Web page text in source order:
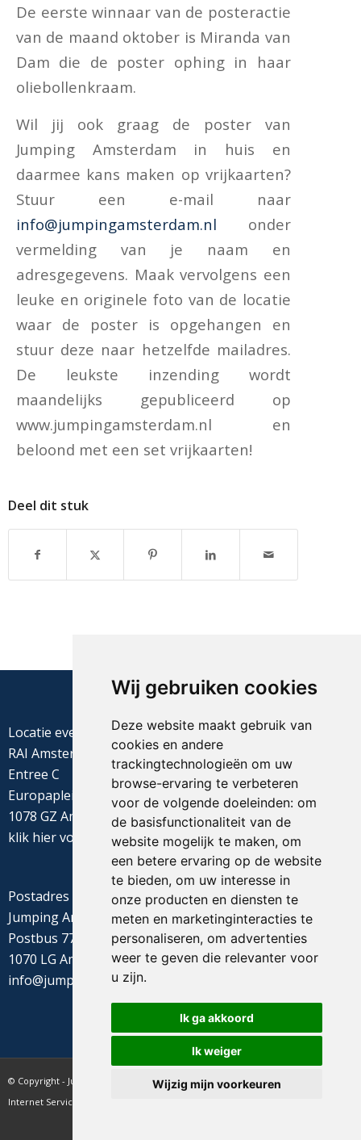
Wij gebruiken cookies
Deze website maakt gebruik van
cookies en andere
trackingtechnologieën om uw
browse-ervaring te verbeteren
voor de volgende doeleinden: om
de basisfunctionaliteit van de
website mogelijk te maken, om
een betere ervaring op de website
te bieden, om uw interesse in
onze producten en diensten te
meten en marketinginteracties te
personaliseren, om advertenties
weer te geven die relevanter voor
u zijn.
Ik ga akkoord
Ik weiger
Wijzig mijn voorkeuren
De eerste winnaar van de posteractie
van de maand oktober is Miranda van
Dam die de poster ophing in haar
oliebollenkraam.
Wil jij ook graag de poster van
Jumping Amsterdam in huis en
daarmee kans maken op vrijkaarten?
Stuur een e-mail naar
info@jumpingamsterdam.nl onder
vermelding van je naam en
adresgegevens. Maak vervolgens een
leuke en originele foto van de locatie
waar de poster is opgehangen en
stuur deze naar hetzelfde mailadres.
De leukste inzending wordt
maandelijks gepubliceerd op
www.jumpingamsterdam.nl en
beloond met een set vrijkaarten!
Deel dit stuk
Locatie evenement
RAI Amsterdam
Entree C
Europaplein 22
1078 GZ Amsterdam
klik hiervoor de routebeschrijving
Postadres
Jumping Amsterdam
Postbus 77655
1070 LG Amsterdam
info@jumpingamsterdam.nl
© Copyright - Jumping Amsterdam - website realisatie CyberNed
Internet Services